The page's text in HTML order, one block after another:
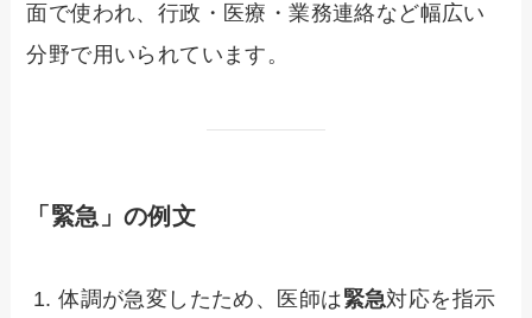
面で使われ、行政・医療・業務連絡など幅広い
分野で用いられています。
「緊急」の例文
体調が急変したため、医師は緊急対応を指示